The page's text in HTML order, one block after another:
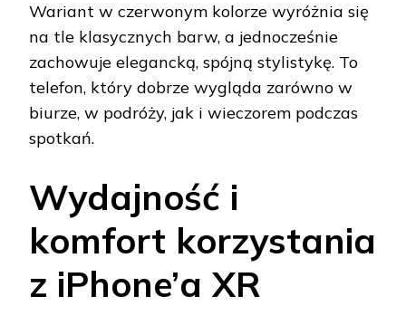
Wariant w czerwonym kolorze wyróżnia się
na tle klasycznych barw, a jednocześnie
zachowuje elegancką, spójną stylistykę. To
telefon, który dobrze wygląda zarówno w
biurze, w podróży, jak i wieczorem podczas
spotkań.
Wydajność i
komfort korzystania
z iPhone’a XR